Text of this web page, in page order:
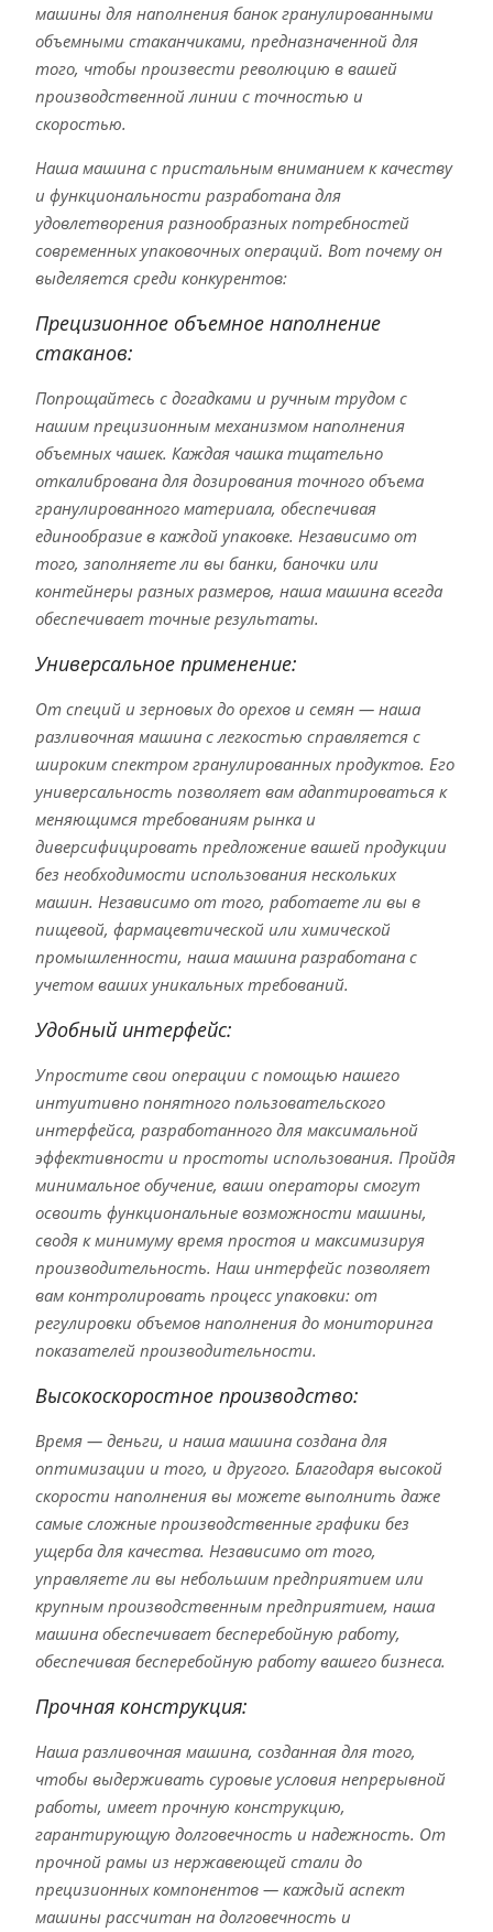
машины для наполнения банок гранулированными
объемными стаканчиками, предназначенной для
того, чтобы произвести революцию в вашей
производственной линии с точностью и
скоростью.
Наша машина с пристальным вниманием к качеству
и функциональности разработана для
удовлетворения разнообразных потребностей
современных упаковочных операций. Вот почему он
выделяется среди конкурентов:
Прецизионное объемное наполнение
стаканов:
Попрощайтесь с догадками и ручным трудом с
нашим прецизионным механизмом наполнения
объемных чашек. Каждая чашка тщательно
откалибрована для дозирования точного объема
гранулированного материала, обеспечивая
единообразие в каждой упаковке. Независимо от
того, заполняете ли вы банки, баночки или
контейнеры разных размеров, наша машина всегда
обеспечивает точные результаты.
Универсальное применение:
От специй и зерновых до орехов и семян — наша
разливочная машина с легкостью справляется с
широким спектром гранулированных продуктов. Его
универсальность позволяет вам адаптироваться к
меняющимся требованиям рынка и
диверсифицировать предложение вашей продукции
без необходимости использования нескольких
машин. Независимо от того, работаете ли вы в
пищевой, фармацевтической или химической
промышленности, наша машина разработана с
учетом ваших уникальных требований.
Удобный интерфейс:
Упростите свои операции с помощью нашего
интуитивно понятного пользовательского
интерфейса, разработанного для максимальной
эффективности и простоты использования. Пройдя
минимальное обучение, ваши операторы смогут
освоить функциональные возможности машины,
сводя к минимуму время простоя и максимизируя
производительность. Наш интерфейс позволяет
вам контролировать процесс упаковки: от
регулировки объемов наполнения до мониторинга
показателей производительности.
Высокоскоростное производство:
Время — деньги, и наша машина создана для
оптимизации и того, и другого. Благодаря высокой
скорости наполнения вы можете выполнить даже
самые сложные производственные графики без
ущерба для качества. Независимо от того,
управляете ли вы небольшим предприятием или
крупным производственным предприятием, наша
машина обеспечивает бесперебойную работу,
обеспечивая бесперебойную работу вашего бизнеса.
Прочная конструкция:
Наша разливочная машина, созданная для того,
чтобы выдерживать суровые условия непрерывной
работы, имеет прочную конструкцию,
гарантирующую долговечность и надежность. От
прочной рамы из нержавеющей стали до
прецизионных компонентов — каждый аспект
машины рассчитан на долговечность и